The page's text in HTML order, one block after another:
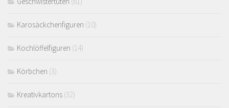
Karosäckchenfiguren (10)
Kochlöffelfiguren (14)
Körbchen (3)
Kreativkartons (32)